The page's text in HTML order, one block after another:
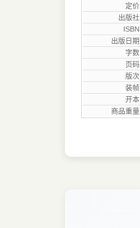
定价
出版社
ISBN
出版日期
字数
页码
版次
装帧
开本
商品重量